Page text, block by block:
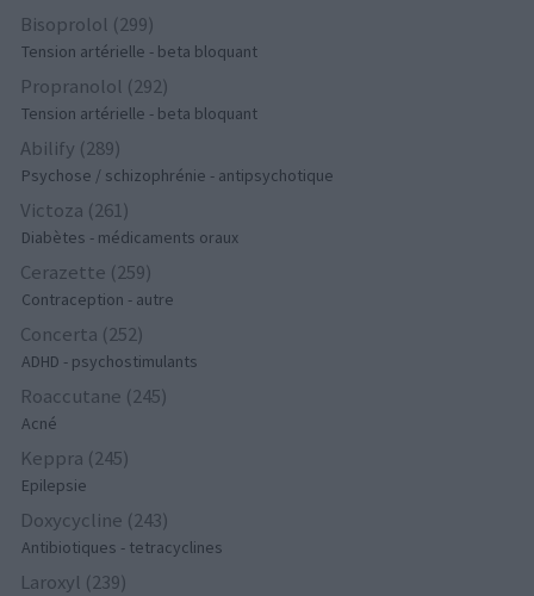
Bisoprolol (299)
Tension artérielle - beta bloquant
Propranolol (292)
Tension artérielle - beta bloquant
Abilify (289)
Psychose / schizophrénie - antipsychotique
Victoza (261)
Diabètes - médicaments oraux
Cerazette (259)
Contraception - autre
Concerta (252)
ADHD - psychostimulants
Roaccutane (245)
Acné
Keppra (245)
Epilepsie
Doxycycline (243)
Antibiotiques - tetracyclines
Laroxyl (239)